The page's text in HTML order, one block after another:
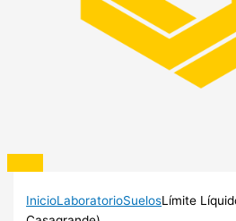
InicioLaboratorioSuelosLímite